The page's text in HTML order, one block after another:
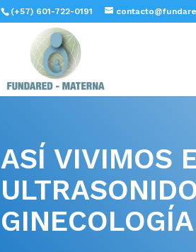
(+57) 601-722-0191
ASÍ VIVIMOS